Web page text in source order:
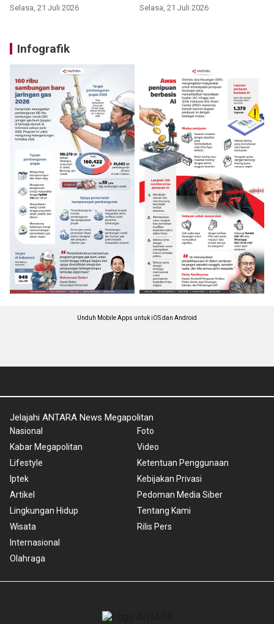
Selasa, 21 Juli 2026 Selasa, 21 Juli 2026
Infografik
Unduh Mobile Apps untuk iOS dan Android
Jelajahi ANTARA News Megapolitan
Nasional
Kabar Megapolitan
Lifestyle
Iptek
Artikel
Lingkungan Hidup
Wisata
Internasional
Olahraga
Foto
Video
Ketentuan Penggunaan
Kebijakan Privasi
Pedoman Media Siber
Tentang Kami
Rilis Pers